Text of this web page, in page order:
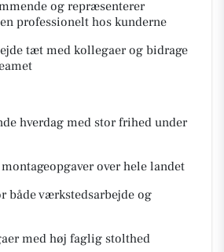
og repræsenterer
professionelt hos kunderne
tæt med kollegaer og bidrage
hverdag med stor frihed under
over hele landet
både værkstedsarbejde og
med høj faglig stolthed